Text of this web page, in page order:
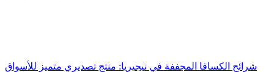
شرائح الكسافا المجففة في نيجيريا: منتج تصديري متميز للأسواق